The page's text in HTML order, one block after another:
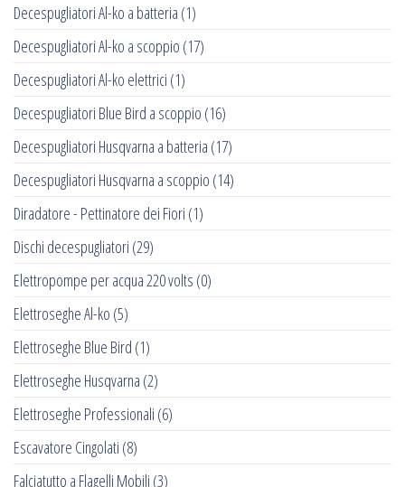
Decespugliatori Al-ko a batteria (1)
Decespugliatori Al-ko a scoppio (17)
Decespugliatori Al-ko elettrici (1)
Decespugliatori Blue Bird a scoppio (16)
Decespugliatori Husqvarna a batteria (17)
Decespugliatori Husqvarna a scoppio (14)
Diradatore - Pettinatore dei Fiori (1)
Dischi decespugliatori (29)
Elettropompe per acqua 220 volts (0)
Elettroseghe Al-ko (5)
Elettroseghe Blue Bird (1)
Elettroseghe Husqvarna (2)
Elettroseghe Professionali (6)
Escavatore Cingolati (8)
Falciatutto a Flagelli Mobili (3)